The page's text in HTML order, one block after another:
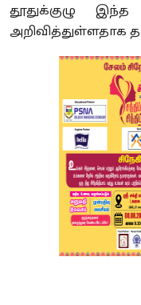
தூதுக்குழு
அறிவித்துள்ளதாக